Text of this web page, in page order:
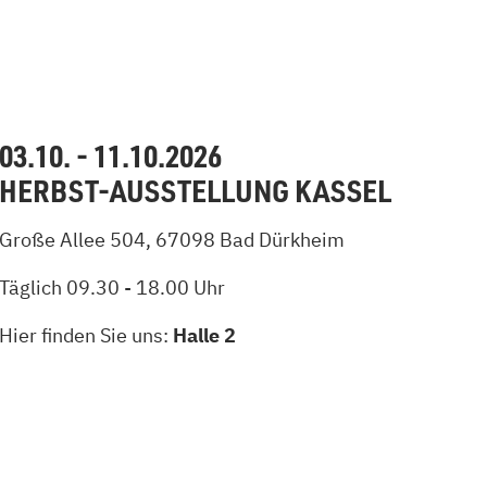
- 11.10.2026
AUSSTELLUNG KASSEL
Allee 504, 67098 Bad Dürkheim
09.30 - 18.00 Uhr
finden Sie uns: Halle 2